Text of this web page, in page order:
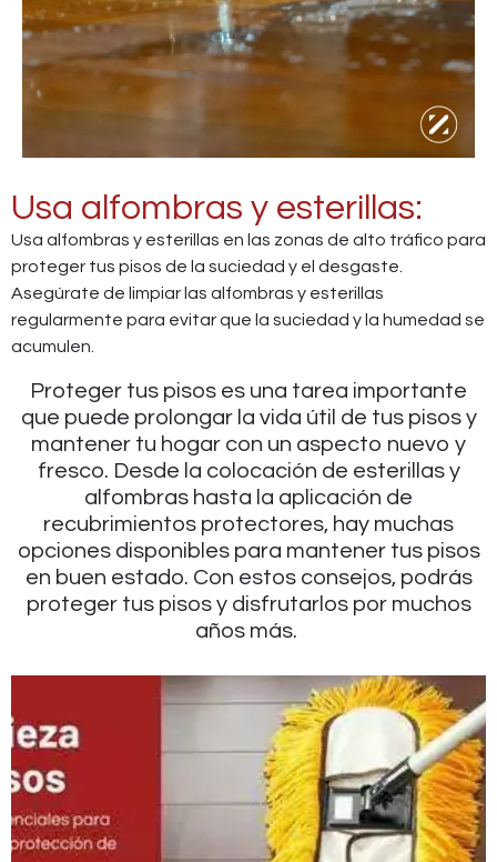
Usa alfombras y esterillas:
Usa alfombras y esterillas en las zonas de alto tráfico para
proteger tus pisos de la suciedad y el desgaste.
Asegúrate de limpiar las alfombras y esterillas
regularmente para evitar que la suciedad y la humedad se
acumulen.
Proteger tus pisos es una tarea importante
que puede prolongar la vida útil de tus pisos y
mantener tu hogar con un aspecto nuevo y
fresco. Desde la colocación de esterillas y
alfombras hasta la aplicación de
recubrimientos protectores, hay muchas
opciones disponibles para mantener tus pisos
en buen estado. Con estos consejos, podrás
proteger tus pisos y disfrutarlos por muchos
años más.